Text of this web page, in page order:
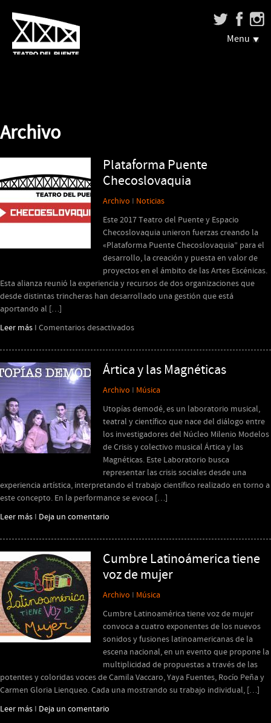
Menu
Archivo
Plataforma Puente
Checoslovaquia
Archivo I Noticias
Este 2017 Teatro del Puente y Espacio
Checoslovaquia unieron fuerzas creando la
«Plataforma Puente Checoslovaquia” para el
desarrollo, la creación y puesta en valor de
proyectos en el ámbito de las Artes Escénicas.
Esta alianza reunió la experiencia y recursos de dos organizaciones que
desde distintas trincheras han desarrollado una gestión que está
aportando al […]
Leer más I Comentarios desactivadosen
Puente
Checoslovaquia
Ártica y las Magnéticas
Archivo I Música
Utopías demodé, es un laboratorio musical,
teatral y científico que nace del diálogo entre
los investigadores del Núcleo Milenio Modelos
de Crisis y colectivo musical Ártica y las
Magnéticas. Este Laboratorio busca
representar las crisis sociales desde una
experiencia artística, interpretando el trabajo científico realizado en torno a
este concepto. En la performance se evoca […]
Leer más I Deja un comentario
Cumbre Latinoámerica tiene
voz de mujer
Archivo I Música
Cumbre Latinoamérica tiene voz de mujer
convoca a cuatro exponentes de los nuevos
sonidos y fusiones latinoamericanas de la
escena nacional, en un evento que propone la
multiplicidad de propuestas a través de las
potentes y coloridas voces de Camila Vaccaro, Yaya Fuentes, Rocío Peña y
Carmen Gloria Lienqueo. Cada una mostrando su trabajo individual, […]
Leer más I Deja un comentario